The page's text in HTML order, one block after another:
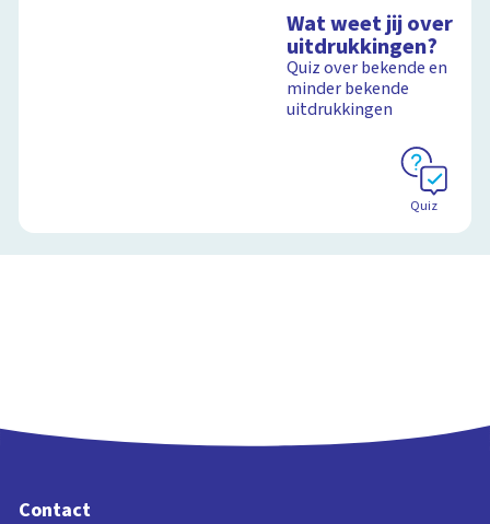
Wat weet jij over
uitdrukkingen?
Quiz over bekende en
minder bekende
uitdrukkingen
Quiz
Contact